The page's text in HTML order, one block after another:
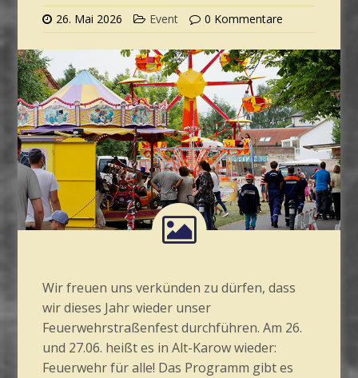
26. Mai 2026 Event 0 Kommentare
Wir freuen uns verkünden zu dürfen, dass
wir dieses Jahr wieder unser
Feuerwehrstraßenfest durchführen. Am 26.
und 27.06. heißt es in Alt-Karow wieder:
Feuerwehr für alle! Das Programm gibt es